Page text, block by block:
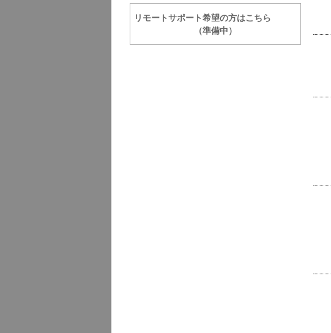
リモートサポート希望の方はこちら
（準備中）